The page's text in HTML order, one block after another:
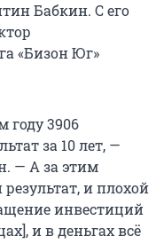
Бабкин. С его
«Бизон Юг»
году 3906
за 10 лет, —
— А за этим
и плохой
инвестиций
и в деньгах всё